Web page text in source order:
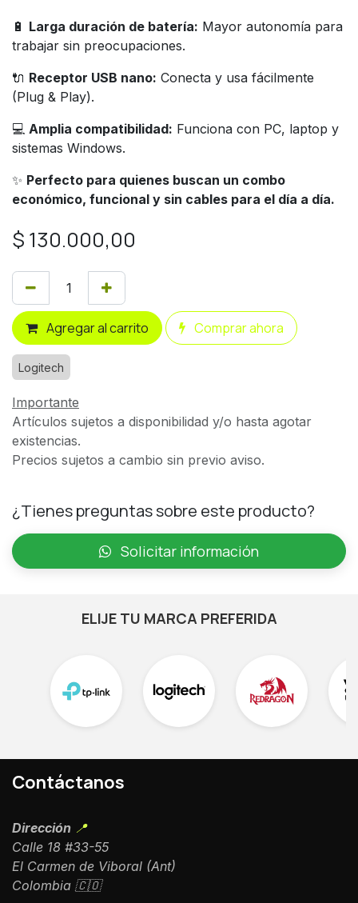
🔋 Larga duración de batería: Mayor autonomía para
trabajar sin preocupaciones.
🔌 Receptor USB nano: Conecta y usa fácilmente
(Plug & Play).
💻 Amplia compatibilidad: Funciona con PC, laptop y
sistemas Windows.
✨ Perfecto para quienes buscan un combo
económico, funcional y sin cables para el día a día.
$ 130.000,00
Agregar al carrito Comprar ahora
Logitech
Importante
Artículos sujetos a disponibilidad y/o hasta agotar
existencias.
Precios sujetos a cambio sin previo aviso.
¿Tienes preguntas sobre este producto?
Solicitar información
ELIJE TU MARCA PREFERIDA
Contáctanos
Dirección 📍
Calle 18 #33-55
El Carmen de Viboral (Ant)
Colombia 🇨🇴